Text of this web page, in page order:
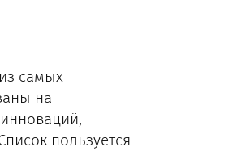
самых
на
пользуется